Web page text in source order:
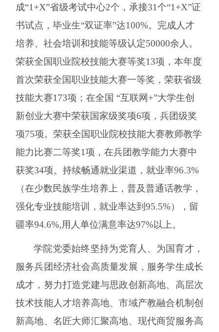
成“1+X”省级考试中心2个，承接31个“1+X”证
书试点，毕业生“双证率”达100%。完成人才
培养、社会培训和技能等级认定50000余人。
荣获全国职业院校技能大赛等奖13项，本年度
首次荣获全国职业技能大赛一等奖，荣获省级
技能大赛173项；在全国 “互联网+”大学生创
新创业大赛中荣获国家级奖项6项 ，兵团级奖
项75项。荣获全国职业院校技能大赛教师教学
能力比赛二等奖1项，在兵团教学能力大赛中
获奖34项。持续畅通就业渠道，就业率96.3%
（在少数民族学生培养上，普及普通话教学，
强化专业技能培训，就业率达到95.5%），留
疆率94.6%,用人单位满意率达97%以上。
学院党委始终坚持为党育人、为国育才，
服务兵团经济社会高质量发展，服务学生成长
成才，努力打造党建与思政创新高地、高层次
技术技能人才培养高地、市域产教融合机制创
新高地、名匠大师汇聚高地、现代商贸服务高